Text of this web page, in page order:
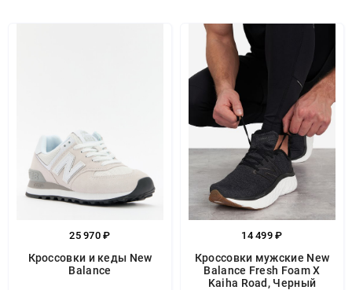
25 970 ₽
Кроссовки и кеды New
Balance
14 499 ₽
Кроссовки мужские New
Balance Fresh Foam X
Kaiha Road, Черный